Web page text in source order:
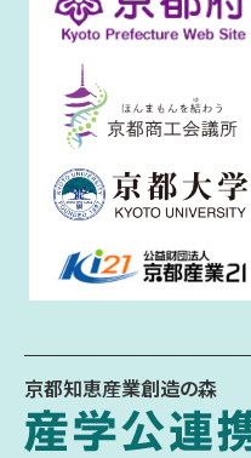
京都知恵産業創造の森